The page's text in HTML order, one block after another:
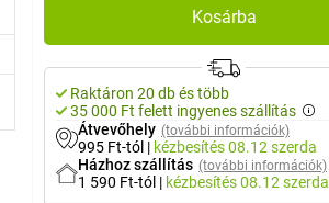
Kosárba
Raktáron 20 db és több
35 000 Ft felett ingyenes szállítás
Átvevőhely (további információk)
995 Ft-tól | kézbesítés08.12 szerda
Házhoz szállítás (további információk)
1 590 Ft-tól | kézbesítés08.12 szerda